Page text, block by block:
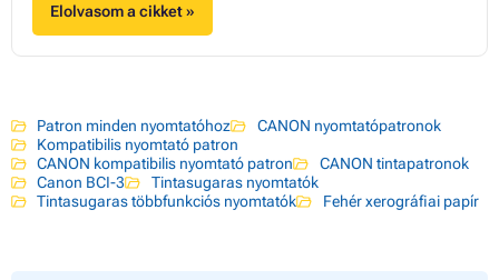
Elolvasom a cikket »
Patron minden nyomtatóhoz
CANON nyomtatópatronok
Kompatibilis nyomtató patron
CANON kompatibilis nyomtató patron
CANON tintapatronok
Canon BCI-3
Tintasugaras nyomtatók
Tintasugaras többfunkciós nyomtatók
Fehér xerográfiai papír